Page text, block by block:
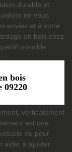
durable et
en vous
envies et à votre
en bois chez
possible.
bois
09220
verticalement
est une
ou pour
aider à ajuster